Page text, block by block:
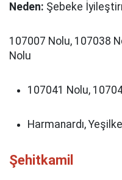
Neden: Şebeke
107007 Nolu, 107038
Nolu
107041 Nolu,
Harmanardı,
Şehitkamil